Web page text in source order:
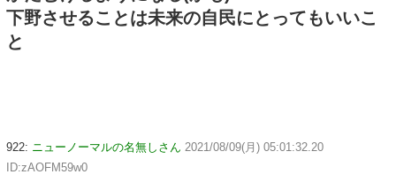
下野させることは未来の自民にとってもいいこ
と
922: ニューノーマルの名無しさん 2021/08/09(月) 05:01:32.20
ID:zAOFM59w0